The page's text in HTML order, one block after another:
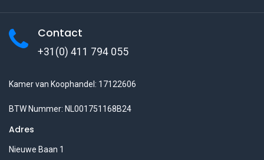
Contact
+31(0) 411 794 055
Kamer van Koophandel: 17122606
BTW Nummer: NL001751168B24
Adres
Nieuwe Baan 1